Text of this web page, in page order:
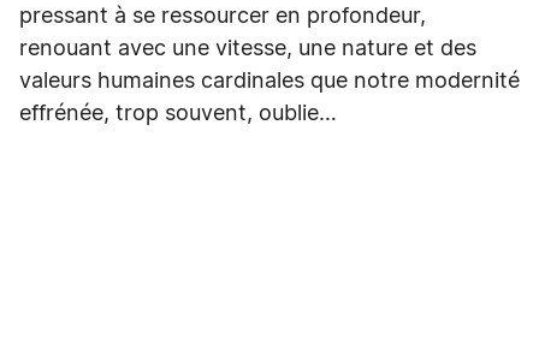
pressant à se ressourcer en profondeur,
renouant avec une vitesse, une nature et des
valeurs humaines cardinales que notre modernité
effrénée, trop souvent, oublie…